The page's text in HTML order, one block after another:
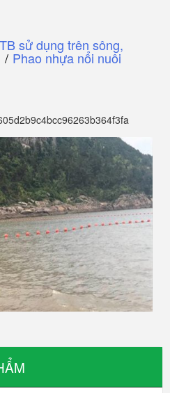
TB sử dụng trên sông,
/ Phao nhựa nổi nuôi